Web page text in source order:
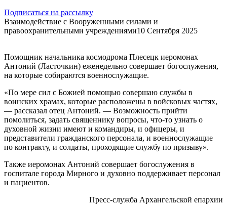
Подписаться на рассылку
Взаимодействие с Вооруженными силами и
правоохранительными учреждениями10 Сентября 2025
Помощник начальника космодрома Плесецк иеромонах
Антоний (Ласточкин) еженедельно совершает богослужения,
на которые собираются военнослужащие.
«По мере сил с Божией помощью совершаю службы в
воинских храмах, которые расположены в войсковых частях,
— рассказал отец Антоний. — Возможность прийти
помолиться, задать священнику вопросы, что-то узнать о
духовной жизни имеют и командиры, и офицеры, и
представители гражданского персонала, и военнослужащие
по контракту, и солдаты, проходящие службу по призыву».
Также иеромонах Антоний совершает богослужения в
госпитале города Мирного и духовно поддерживает персонал
и пациентов.
Пресс-служба Архангельской епархии